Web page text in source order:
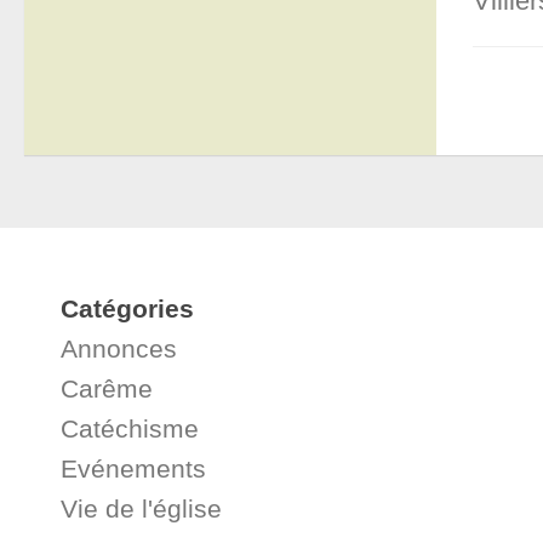
Catégories
Annonces
Carême
Catéchisme
Evénements
Vie de l'église